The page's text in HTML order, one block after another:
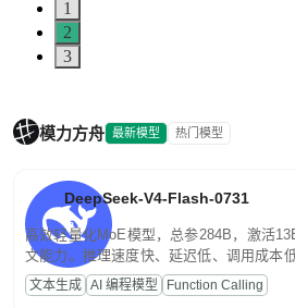
1
2
3
模力方舟 最新模型 热门模型
DeepSeek-V4-Flash-0731
高效轻量化MoE模型，总参284B，激活
文能力。推理速度快、延迟低、调用成本
高并发、轻量化任务，适合日常对话、内
文案处理等普惠刚需场景。
文本生成 AI 编程模型 Function Calling